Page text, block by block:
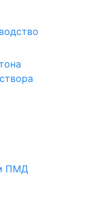
ПМД